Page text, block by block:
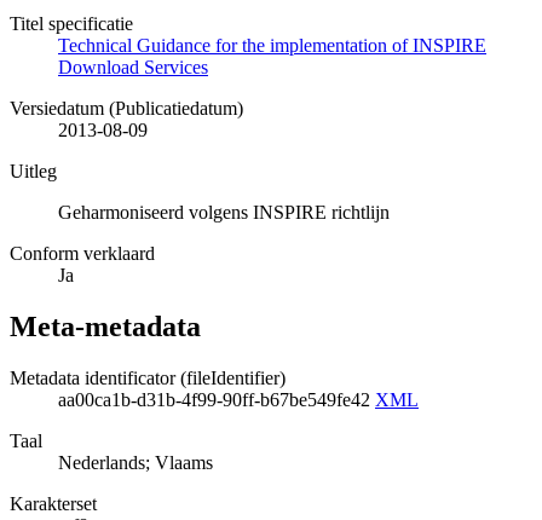
Titel specificatie
Technical Guidance for the implementation of INSPIRE
Download Services
Versiedatum (Publicatiedatum)
2013-08-09
Uitleg
Geharmoniseerd volgens INSPIRE richtlijn
Conform verklaard
Ja
Meta-metadata
Metadata identificator (fileIdentifier)
aa00ca1b-d31b-4f99-90ff-b67be549fe42 XML
Taal
Nederlands; Vlaams
Karakterset